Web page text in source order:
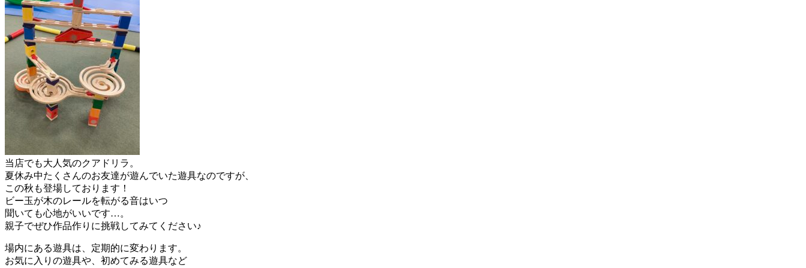
当店でも大人気のクアドリラ。
夏休み中たくさんのお友達が遊んでいた遊具なのですが、
この秋も登場しております！
ビー玉が木のレールを転がる音はいつ
聞いても心地がいいです…。
親子でぜひ作品作りに挑戦してみてください♪
場内にある遊具は、定期的に変わります。
お気に入りの遊具や、初めてみる遊具など